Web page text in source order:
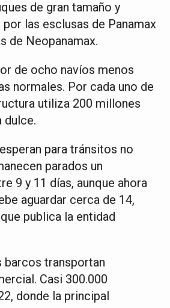
de gran tamaño y
las esclusas de Panamax
de Neopanamax.
de ocho navíos menos
normales. Por cada uno de
utiliza 200 millones
dulce.
para tránsitos no
parados un
9 y 11 días, aunque ahora
aguardar cerca de 14,
publica la entidad
barcos transportan
Casi 300.000
donde la principal